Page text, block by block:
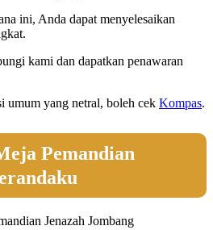
ini, Anda dapat menyelesaikan
kami dan dapatkan penawaran
umum yang netral, boleh cek Kompas.
Pemandian